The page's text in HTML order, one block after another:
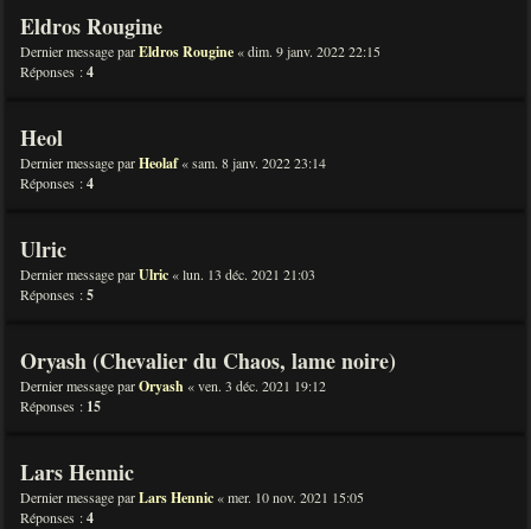
Eldros Rougine
Dernier message parEldros Rougine «dim. 9 janv. 2022 22:15
Réponses :4
Heol
Dernier message parHeolaf«sam. 8 janv. 2022 23:14
Réponses :4
Ulric
Dernier message parUlric «lun. 13 déc. 2021 21:03
Réponses :5
Oryash (Chevalier du Chaos, lame noire)
Dernier message parOryash «ven. 3 déc. 2021 19:12
Réponses : 15
Lars Hennic
Dernier message parLars Hennic «mer. 10 nov. 2021 15:05
Réponses :4